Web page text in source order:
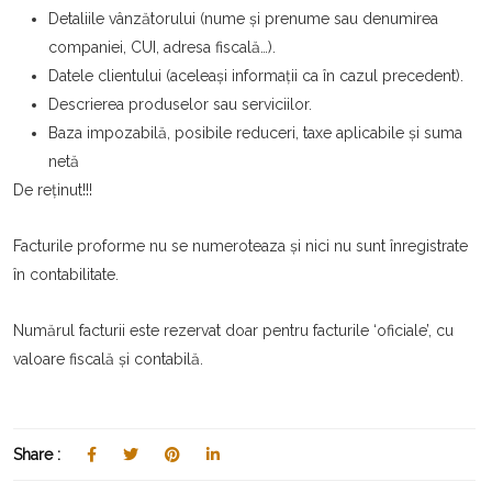
Detaliile vânzătorului (nume și prenume sau denumirea
companiei, CUI, adresa fiscală…).
Datele clientului (aceleași informații ca în cazul precedent).
Descrierea produselor sau serviciilor.
Baza impozabilă, posibile reduceri, taxe aplicabile și suma
netă
De reținut!!!
Facturile proforme nu se numeroteaza și nici nu sunt înregistrate
în contabilitate.
Numărul facturii este rezervat doar pentru facturile ‘oficiale’, cu
valoare fiscală și contabilă.
Share :